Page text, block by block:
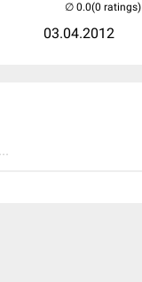
03.04.2012
(0 ratings)